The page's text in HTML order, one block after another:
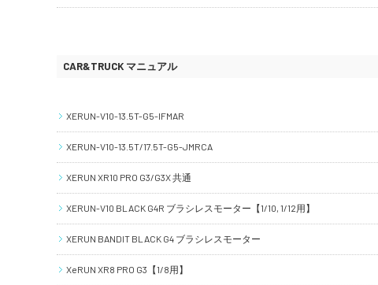
CAR&TRUCK マニュアル
XERUN-V10-13.5T-G5-IFMAR
XERUN-V10-13.5T/17.5T-G5-JMRCA
XERUN XR10 PRO G3/G3X 共通
XERUN-V10 BLACK G4R ブラシレスモーター【1/10, 1/12用】
XERUN BANDIT BLACK G4 ブラシレスモーター
XeRUN XR8 PRO G3【1/8用】